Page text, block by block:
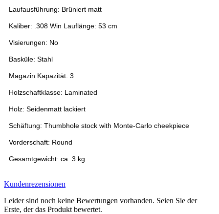
Laufausführung: Brüniert matt
Kaliber: .308 Win Lauflänge: 53 cm
Visierungen: No
Basküle: Stahl
Magazin Kapazität: 3
Holzschaftklasse: Laminated
Holz: Seidenmatt lackiert
Schäftung: Thumbhole stock with Monte-Carlo cheekpiece
Vorderschaft: Round
Gesamtgewicht: ca. 3 kg
Kundenrezensionen
Leider sind noch keine Bewertungen vorhanden. Seien Sie der
Erste, der das Produkt bewertet.